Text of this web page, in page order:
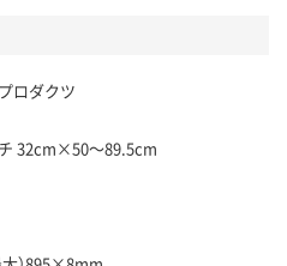
ロダクツ
32cm×50～89.5cm